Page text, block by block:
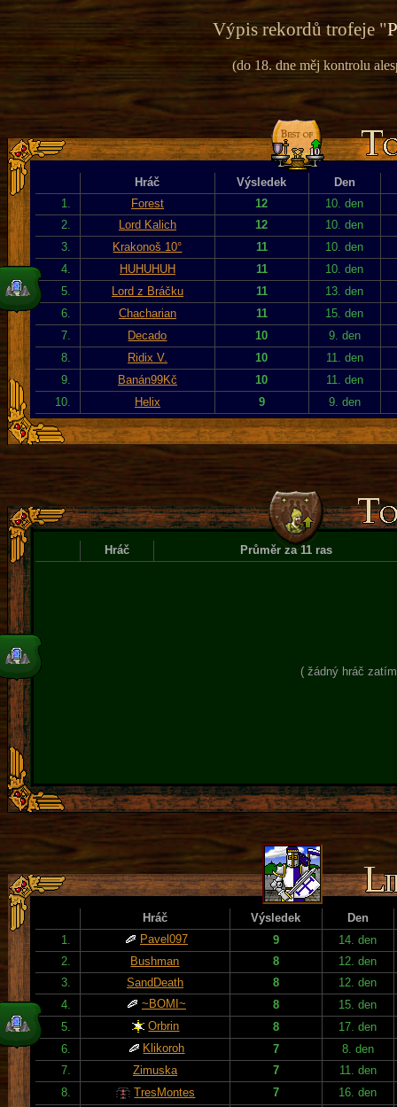
Výpis rekordů trofeje "
(do 18. dne měj kontrolu
Hráč Výsledek
Den
1.
Forest 12
10. den
2.
Lord Kalich 12
10. den
3.
Krakonoš 10° 11
10. den
4.
HUHUHUH 11
10. den
5.
Lord z Bráčku 11
13. den
6.
Chacharian 11
15. den
7.
Decado 10
9. den
8.
Ridix V. 10
11. den
9.
Banán99Kč 10
11. den
10.
Helix 9 9. den
Hráč Průměr za 11 ras
( žádný hráč
Hráč Výsledek
Den
1.
Pavel097 9
14. den
2.
Bushman 8
12. den
3.
SandDeath 8
12. den
4.
~BOMI~ 8
15. den
5.
Orbrin 8
17. den
6.
Klikoroh 7
8. den
7.
Zimuska 7
11. den
8.
TresMontes 7
16. den